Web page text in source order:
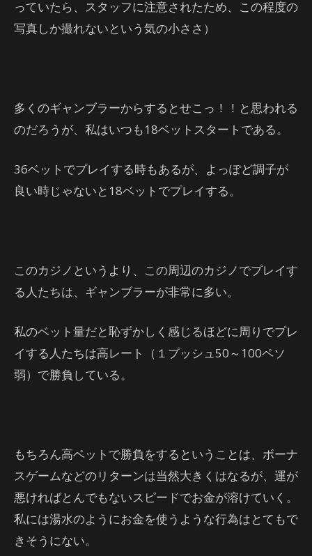
っていたら、スタッフに注意されたため、この程度の
写真しか撮れないという気の小ささ）
多くのギャンブラーからするとせこっ！！と思われる
のだろうが、私はいつも18ベットスタートである。
36ベットでプレイする時もあるが、よっぽど調子が
良い時じゃないと18ベットでプレイする。
このカジノというより、この周辺のカジノでプレイす
る人たちは、ギャンブラーが非常に多い。
私のベット量だと恥ずかしく感じるほどに周りでプレ
イする人たちは高レート（１プッシュ50～100ペソ
弱）で勝負している。
もちろん高ベットで勝負をするということは、ボーナ
スゲームなどのリターンは当然大きくはなるが、運が
悪ければとんでもないスピードでお金が溶けていく。
私には湯水のようにお金を使うような行為はとてもで
きそうにない。